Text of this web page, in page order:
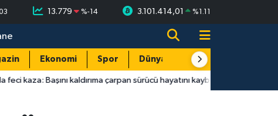
13.779 %-14 3.101.414,01 %1.11
Ekonomi Spor Dünya Resmi Reklamlar
kaldırıma çarpan sürücü hayatını kaybetti